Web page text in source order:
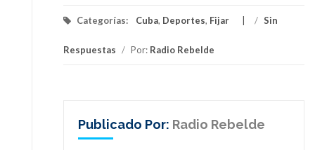
Categorías: Cuba, Deportes, Fijar / Sin
Respuestas / Por: Radio Rebelde
Publicado Por: Radio Rebelde